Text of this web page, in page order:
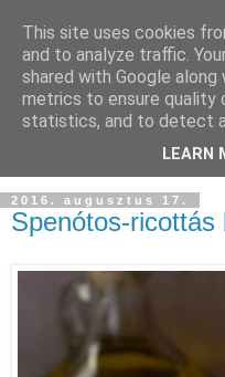
2016. augusztus 17.
Spenótos-
This site uses cookies
and to analyze traffic.
shared with Google
metrics to ensure quality
statistics, and to detect
LEARN